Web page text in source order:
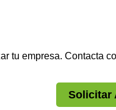
tu empresa. Contacta
Solicitar